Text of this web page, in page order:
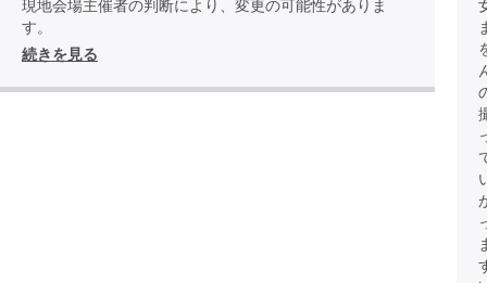
現地会場主催者の判断により、変更の可能性がありま
す。
続きを見る